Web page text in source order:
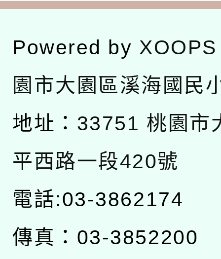
Powered by XOOPS
園市大園區溪海國民
地址： 33751 桃園市
平西路一段420號
電話:03-3862174
傳真：03-3852200